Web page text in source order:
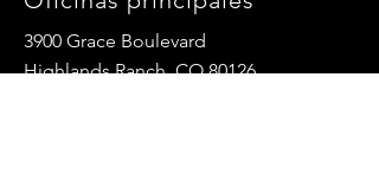
3900 Grace Boulevard
Highlands Ranch, CO 80126